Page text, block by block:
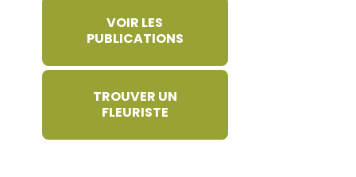
VOIR LES
PUBLICATIONS
TROUVER UN
FLEURISTE